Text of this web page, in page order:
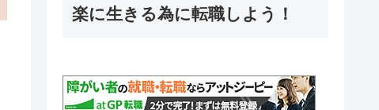
楽に生きる為に転職しよう！